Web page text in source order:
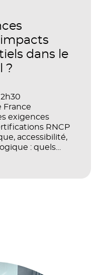
démontrer
la
des
impacts
dans le
?
France
exigences
RNCP
accessibilité,
: quels
référentiels dans